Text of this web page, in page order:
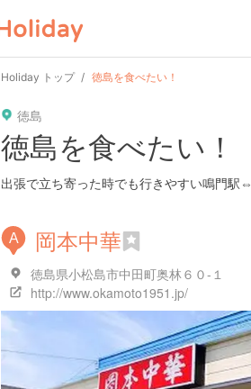
Holiday トップ 徳島を食べたい！
徳島
徳島を食べたい！
出張で立ち寄った時でも行きやすい鳴門
A 岡本中華
徳島県小松島市中田町奥林６０-１
http://www.okamoto1951.jp/